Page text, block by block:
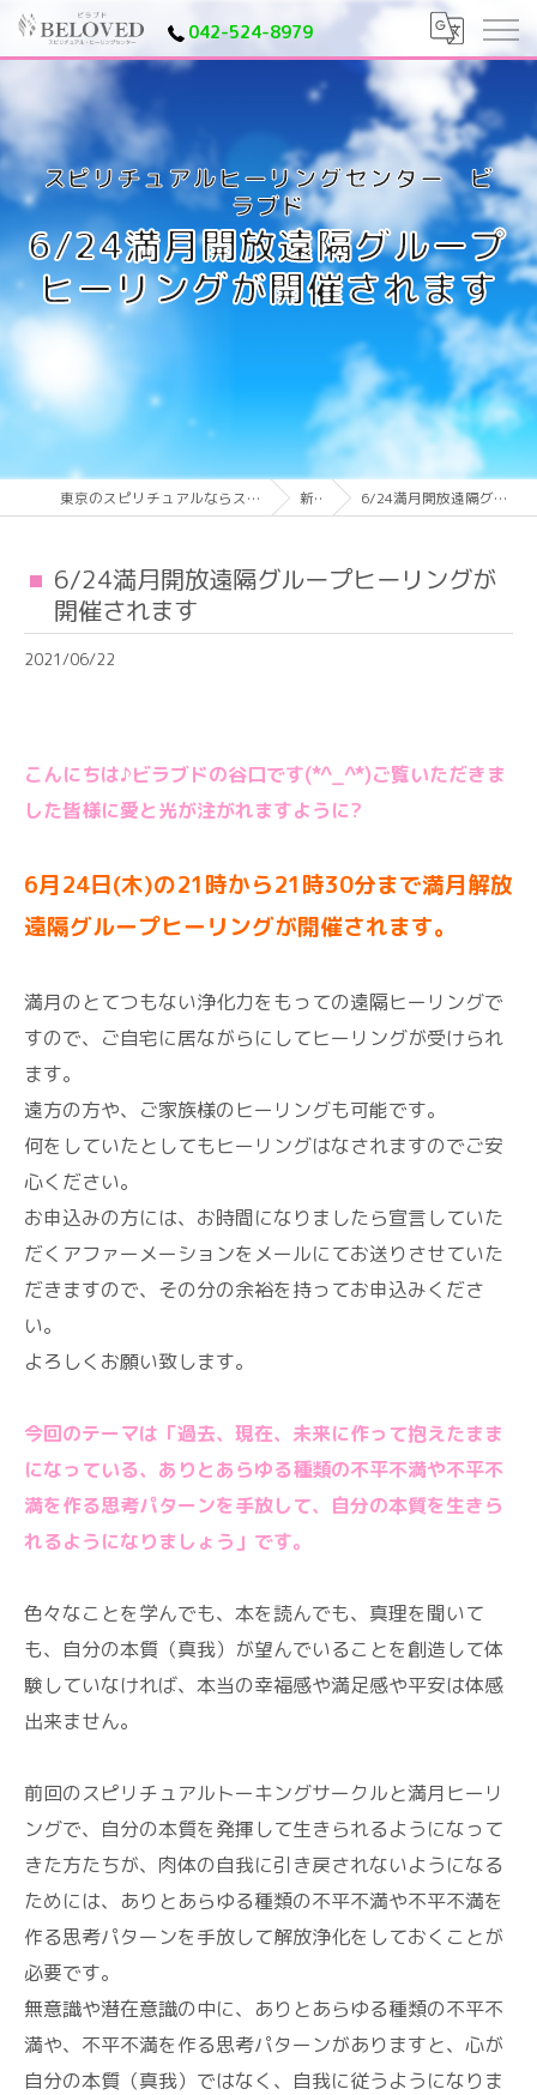
042-524-8979
6/24満月開放遠隔グループ
ヒーリングが開催されます
東京のスピリチュアルならスピリチュアルヒーリングセンター ビラブド 新着情報 6/24満月開放遠隔グループヒーリングが開催されます
6/24満月開放遠隔グループヒーリングが
開催されます
2021/06/22
こんにちは♪ビラブドの谷口です(*^_^*)ご覧いただきま
した皆様に愛と光が注がれますように?
6月24日(木)の21時から21時30分まで満月解放
遠隔グループヒーリングが開催されます。
満月のとてつもない浄化力をもっての遠隔ヒーリングで
すので、ご自宅に居ながらにしてヒーリングが受けられ
ます。
遠方の方や、ご家族様のヒーリングも可能です。
何をしていたとしてもヒーリングはなされますのでご安
心ください。
お申込みの方には、お時間になりましたら宣言していた
だくアファーメーションをメールにてお送りさせていた
だきますので、その分の余裕を持ってお申込みくださ
い。
よろしくお願い致します。
今回のテーマは「過去、現在、未来に作って抱えたまま
になっている、ありとあらゆる種類の不平不満や不平不
満を作る思考パターンを手放して、自分の本質を生きら
れるようになりましょう」です。
色々なことを学んでも、本を読んでも、真理を聞いて
も、自分の本質（真我）が望んでいることを創造して体
験していなければ、本当の幸福感や満足感や平安は体感
出来ません。
前回のスピリチュアルトーキングサークルと満月ヒーリ
ングで、自分の本質を発揮して生きられるようになって
きた方たちが、肉体の自我に引き戻されないようになる
ためには、ありとあらゆる種類の不平不満や不平不満を
作る思考パターンを手放して解放浄化をしておくことが
必要です。
無意識や潜在意識の中に、ありとあらゆる種類の不平不
満や、不平不満を作る思考パターンがありますと、心が
自分の本質（真我）ではなく、自我に従うようになりま